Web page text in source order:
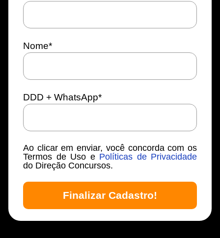
Nome*
DDD + WhatsApp*
Ao clicar em enviar, você concorda com os
Termos de Uso e Políticas de Privacidade
do Direção Concursos.